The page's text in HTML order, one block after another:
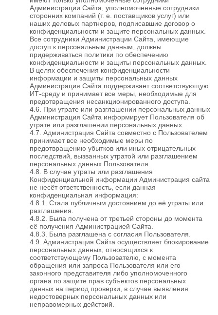
Администрации Сайта, уполномоченные сотрудники
сторонних компаний (т. е. поставщиков услуг) или
наших деловых партнеров, подписавшие договор о
конфиденциальности и защите персональных данных.
Все сотрудники Администрации Сайта, имеющие
доступ к персональным данным, должны
придерживаться политики по обеспечению
конфиденциальности и защиты персональных данных.
В целях обеспечения конфиденциальности
информации и защиты персональных данных
Администрация Сайта поддерживает соответствующую
ИТ-среду и принимает все меры, необходимые для
предотвращения несанкционированного доступа.
4.6. При утрате или разглашении персональных данных
Администрация Сайта информирует Пользователя об
утрате или разглашении персональных данных.
4.7. Администрация Сайта совместно с Пользователем
принимает все необходимые меры по
предотвращению убытков или иных отрицательных
последствий, вызванных утратой или разглашением
персональных данных Пользователя.
4.8. В случае утраты или разглашения
Конфиденциальной информации Администрация сайта
не несёт ответственность, если данная
конфиденциальная информация:
4.8.1. Стала публичным достоянием до её утраты или
разглашения.
4.8.2. Была получена от третьей стороны до момента
её получения Администрацией Сайта.
4.8.3. Была разглашена с согласия Пользователя.
4.9. Администрация Сайта осуществляет блокирование
персональных данных, относящихся к
соответствующему Пользователю, с момента
обращения или запроса Пользователя или его
законного представителя либо уполномоченного
органа по защите прав субъектов персональных
данных на период проверки, в случае выявления
недостоверных персональных данных или
неправомерных действий.